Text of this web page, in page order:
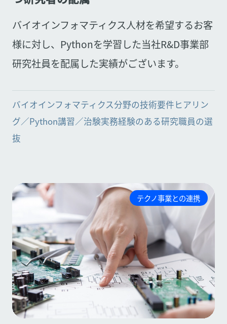
バイオインフォマティクス人材を希望するお客
様に対し、Pythonを学習した当社R&D事業部
研究社員を配属した実績がございます。
バイオインフォマティクス分野の技術要件ヒアリン
グ／Python講習／治験実務経験のある研究職員の選
抜
テクノ事業との連携